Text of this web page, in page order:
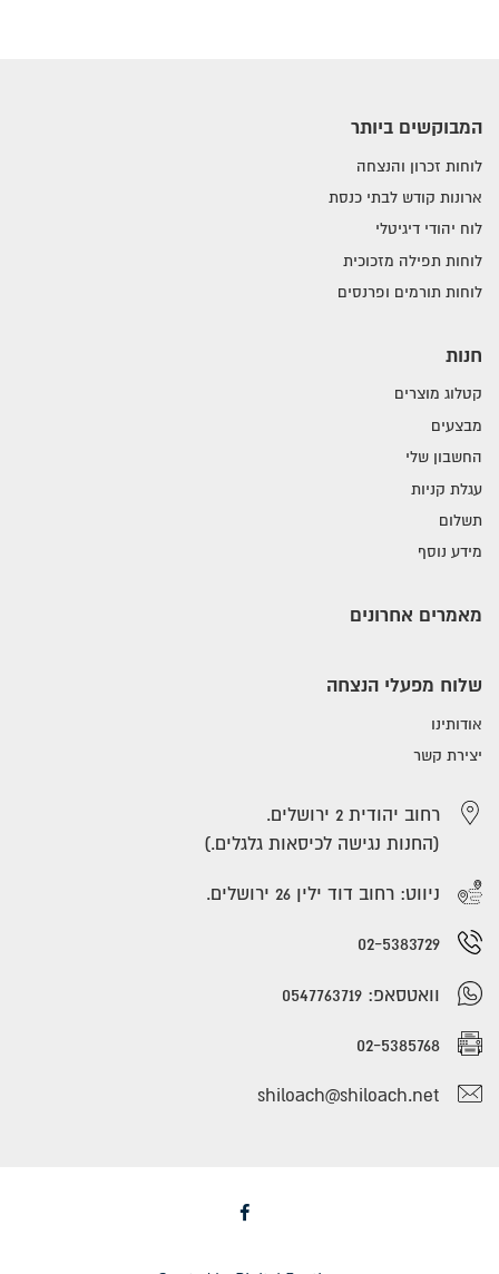
המבוקשים ביותר
לוחות זכרון והנצחה
ארונות קודש לבתי כנסת
לוח יהודי דיגיטלי
לוחות תפילה מזכוכית
לוחות תורמים ופרנסים
חנות
קטלוג מוצרים
מבצעים
החשבון שלי
עגלת קניות
תשלום
מידע נוסף
מאמרים אחרונים
שלוח מפעלי הנצחה
אודותינו
יצירת קשר
רחוב יהודית 2 ירושלים.
(החנות נגישה לכיסאות גלגלים.)
ניווט: רחוב דוד ילין 26 ירושלים.
02-5383729
וואטסאפ: 0547763719
02-5385768
shiloach@shiloach.net
Facebook